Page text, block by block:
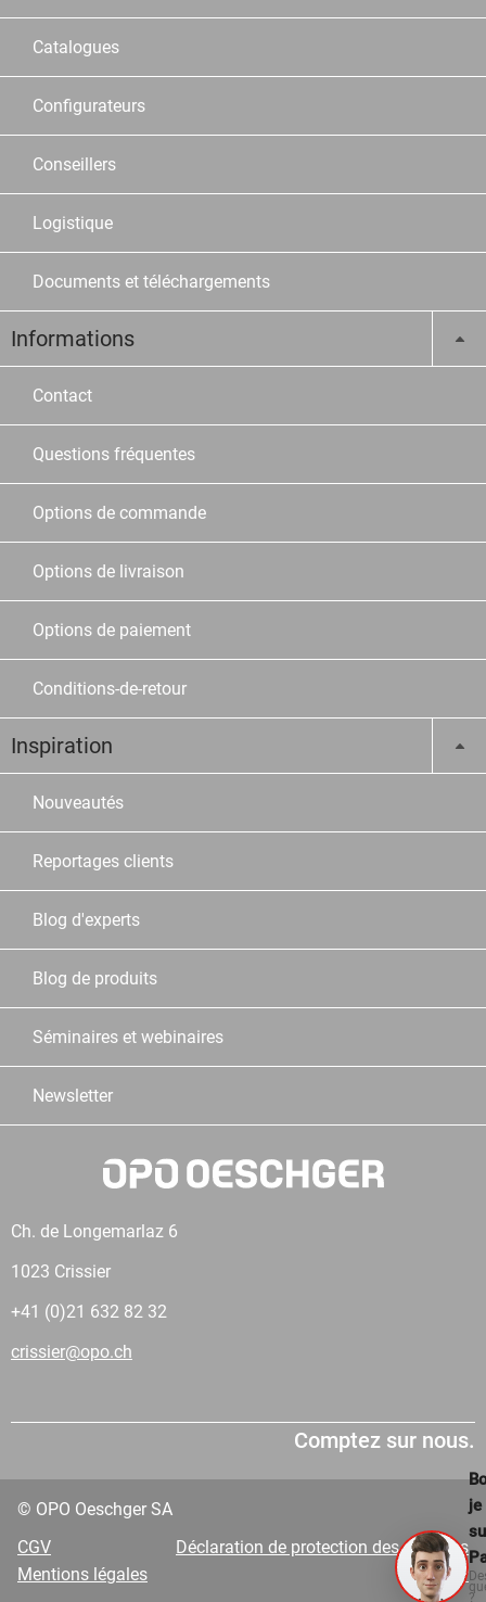
Catalogues
Configurateurs
Conseillers
Logistique
Documents et téléchargements
Informations
Contact
Questions fréquentes
Options de commande
Options de livraison
Options de paiement
Conditions-de-retour
Inspiration
Nouveautés
Reportages clients
Blog d'experts
Blog de produits
Séminaires et webinaires
Newsletter
Ch. de Longemarlaz 6
1023 Crissier
+41 (0)21 632 82 32
crissier@opo.ch
Comptez sur nous.
© OPO Oeschger SA
CGV
Déclaration de protection des données
Mentions légales
VDP
je
?